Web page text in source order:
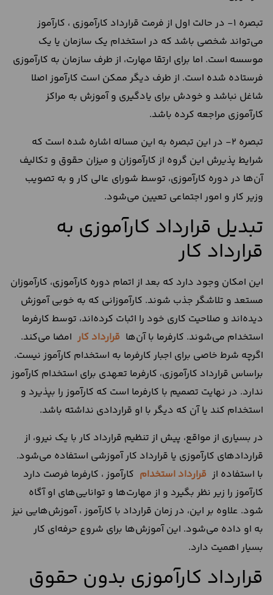
تبصره 1- در حالت اول از فرمت قرارداد کارآموزی ، کارآموز
می‌تواند شخصی باشد که در استخدام یک سازمان یا یک
موسسه است. اما برای ارتقا مهارت، از طرف سازمان به کارآموزی
فرستاده شده است. از طرف دیگر ممکن است کارآموز اصلا
شاغل نباشد و خودش برای یادگیری و آموزش به مراکز
کارآموزی مراجعه کرده باشد.
تبصره 2- در این تبصره به این مساله اشاره شده است که
شرایط پذیرش این گروه از کارآموزان و میزان حقوق و تکالیف
آن‌ها در دوره کارآموزی، توسط شورای عالی کار و به تصویب
وزیر کار و امور اجتماعی تعیین می‌شود.
تبدیل قرارداد کارآموزی به
قرارداد کار
این امکان وجود دارد که بعد از اتمام دوره کارآموزی، کارآموزان
مستعد و تلاشگر جذب شوند. کارآموزانی که به خوبی آموزش
دیده‌اند و صلاحیت کاری خود را اثبات کرده‌اند، توسط کارفرما
استخدام می‌شوند. کارفرما با آن‌ها قرارداد کار امضا می‌کند.
اگرچه شرط خاصی برای اجبار کارفرما به استخدام کارآموز نیست.
براساس قرارداد کارآموزی، کارفرما تعهدی برای استخدام کارآموز
ندارد. در نهایت تصمیم با کارفرما است که کارآموز را بپذیرد و
استخدام کند یا آن که دیگر با او قراردادی نداشته باشد.
در بسیاری از مواقع، پیش از تنظیم قرارداد کار با یک نیرو، از
قراردادهای کارآموزی یا قرارداد کار آموزشی استفاده می‌شود.
با استفاده از قرارداد استخدام کارآموز ، کارفرما فرصت دارد
کارآموز را زیر نظر بگیرد و از مهارت‌ها و توانایی‌های او آگاه
شود. علاوه بر این، در زمان قرارداد با کارآموز ، آموزش‌هایی نیز
به او داده می‌شود. این آموزش‌ها برای شروع حرفه‌ای کار
بسیار اهمیت دارد.
قرارداد کارآموزی بدون حقوق